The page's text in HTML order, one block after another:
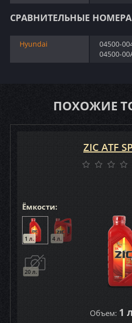
СРАВНИТЕЛЬНЫЕ НОМЕРА
Hyundai
04500-
04500-
ПОХОЖИЕ
Ёмкости:
1 л. 4 л.
20 л.
Объем: 1
ZIC ATF